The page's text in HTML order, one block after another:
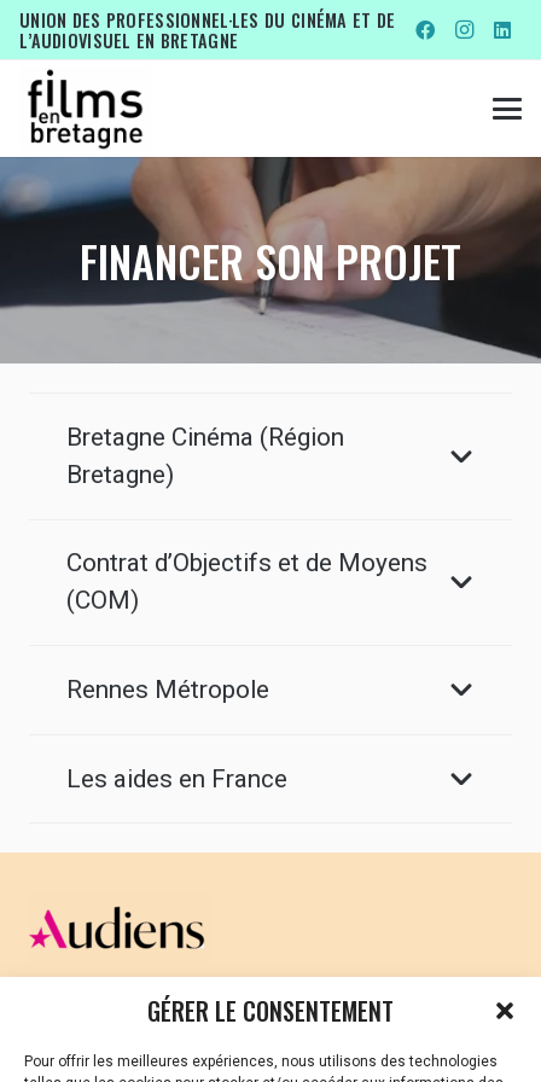
GÉRER LE CONSENTEMENT
Pour offrir les meilleures expériences, nous utilisons des technologies
UNION DES PROFESSIONNEL·LES DU CINÉMA ET DE
L’AUDIOVISUEL EN BRETAGNE
FINANCER SON PROJET
Bretagne Cinéma (Région
Bretagne)
Contrat d’Objectifs et de Moyens
(COM)
Rennes Métropole
Les aides en France
CELLULE D’ÉCOUTE ET DE SOUTIEN PSYCHOLOGIQUE ET
Vous avez été témoin ou vous êtes victime de VSS ? Ou